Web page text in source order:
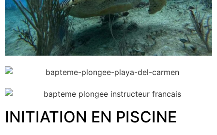
INITIATION EN PISCINE